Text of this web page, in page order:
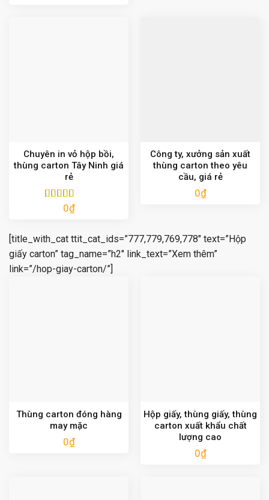
Chuyên in vỏ hộp bồi,
thùng carton Tây Ninh giá
rẻ
Được xếp
0₫
Công ty, xưởng sản xuất
thùng carton theo yêu
cầu, giá rẻ
0₫
[title_with_cat ttit_cat_ids=”777,779,769,778″ text=”Hộp
giấy carton” tag_name=”h2″ link_text=”Xem thêm”
link=”/hop-giay-carton/”]
Thùng carton đóng hàng
may mặc
0₫
Hộp giấy, thùng giấy, thùng
carton xuất khẩu chất
lượng cao
0₫